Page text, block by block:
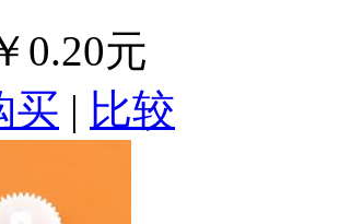
0.20元
买 | 比较